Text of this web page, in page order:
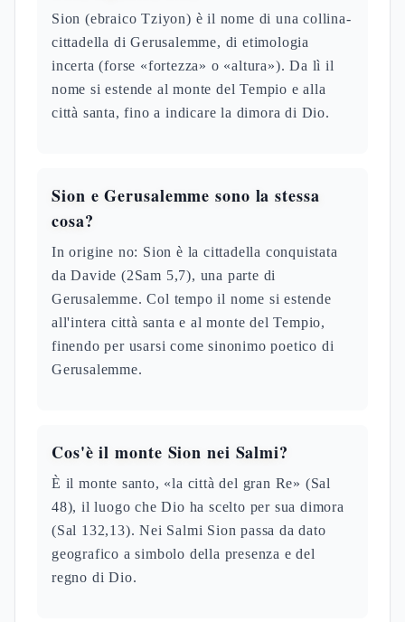
Sion (ebraico Tziyon) è il nome di una collina-
cittadella di Gerusalemme, di etimologia
incerta (forse «fortezza» o «altura»). Da lì il
nome si estende al monte del Tempio e alla
città santa, fino a indicare la dimora di Dio.
Sion e Gerusalemme sono la stessa
cosa?
In origine no: Sion è la cittadella conquistata
da Davide (2Sam 5,7), una parte di
Gerusalemme. Col tempo il nome si estende
all'intera città santa e al monte del Tempio,
finendo per usarsi come sinonimo poetico di
Gerusalemme.
Cos'è il monte Sion nei Salmi?
È il monte santo, «la città del gran Re» (Sal
48), il luogo che Dio ha scelto per sua dimora
(Sal 132,13). Nei Salmi Sion passa da dato
geografico a simbolo della presenza e del
regno di Dio.